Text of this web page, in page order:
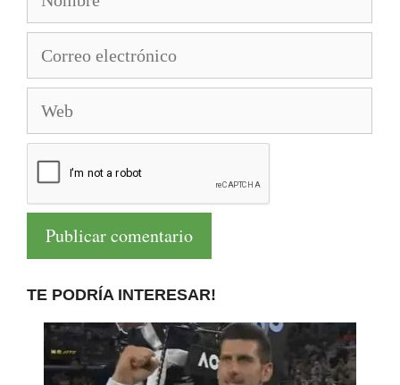
electrónico
TE PODRÍA INTERESAR!